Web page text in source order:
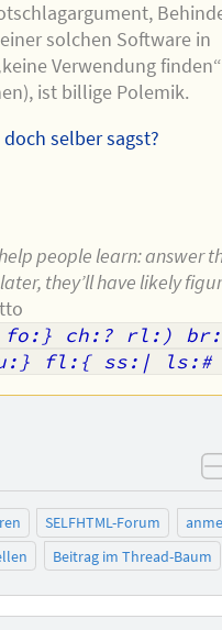
solchen Software in
Verwendung finden“
ist billige Polemik.
doch selber sagst?
people learn: answer
they’ll have likely
ch:? rl:)
fl:{ ss:|
SELFHTML-Forum
Beitrag im Thread-Baum